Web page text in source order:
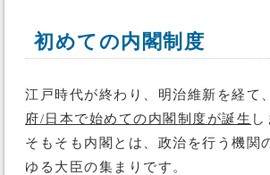
初めての内閣制度
江戸時代が終わり、明治維新を経て、
府/日本で始めての内閣制度が誕生 し
そもそも内閣とは、政治を行う機関
ゆる大臣の集まりです。